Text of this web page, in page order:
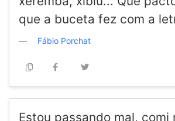
que a buceta fez com a
Fábio Porchat
Estou passando mal, comi